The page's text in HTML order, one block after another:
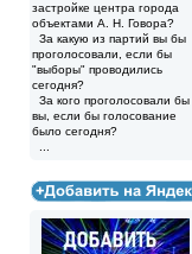
застройке центра города
объектами А. Н. Говора?
За какую из партий вы бы
проголосовали, если бы
"выборы" проводились
сегодня?
За кого проголосовали бы
вы, если бы голосование
было сегодня?